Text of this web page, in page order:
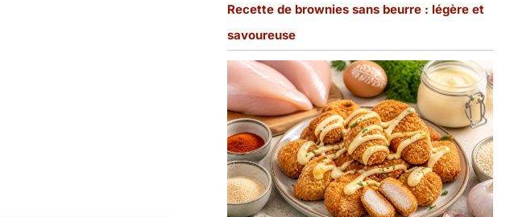
Recette de brownies sans beurre : légère et
savoureuse